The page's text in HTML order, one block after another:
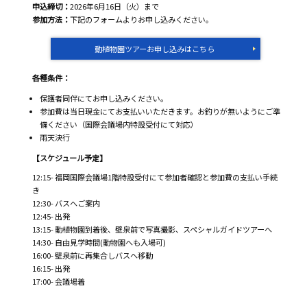
申込締切：2026年6月16日（火）まで
参加方法：下記のフォームよりお申し込みください。
動植物園ツアーお申し込みはこちら
各種条件：
保護者同伴にてお申し込みください。
参加費は当日現金にてお支払いいただきます。お釣りが無いようにご準
備ください（国際会議場内特設受付にて対応）
雨天決行
【スケジュール予定】
12:15- 福岡国際会議場1階特設受付にて参加者確認と参加費の支払い手続
き
12:30- バスへご案内
12:45- 出発
13:15- 動植物園到着後、壁泉前で写真撮影、スペシャルガイドツアーへ
14:30- 自由見学時間(動物園へも入場可)
16:00- 壁泉前に再集合しバスへ移動
16:15- 出発
17:00- 会議場着